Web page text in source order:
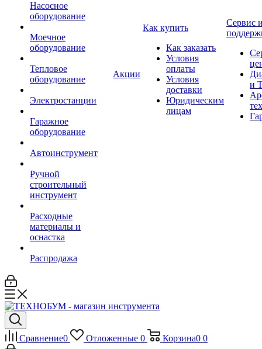
Насосное
оборудование
Моечное
оборудование
Тепловое
оборудование
Электростанции
Гаражное
оборудование
Автоинструмент
Ручной
строительный
инструмент
Расходные
материалы и
оснастка
Распродажа
Акции
Как купить
Как заказать
Условия
оплаты
Условия
доставки
Юридическим
лицам
Сервис
и
Сравнение0 Отложенные 0 Корзина0 0